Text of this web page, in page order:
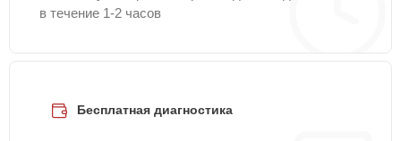
в течение 1-2 часов
Бесплатная диагностика